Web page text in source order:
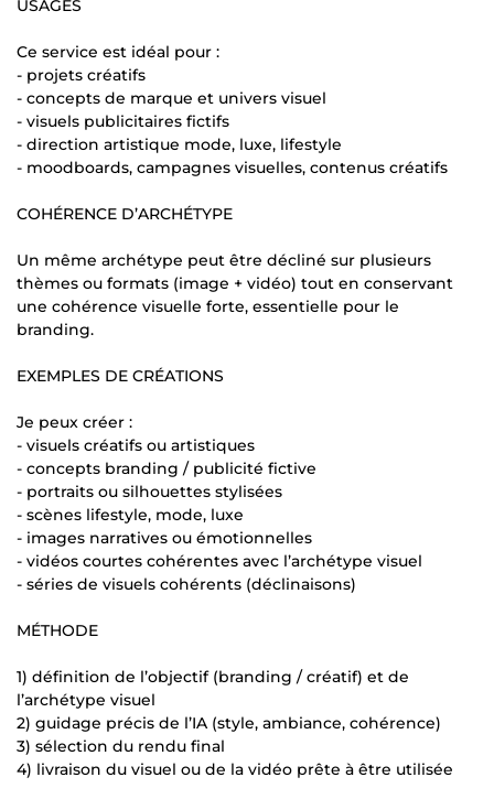
USAGES
Ce service est idéal pour :
- projets créatifs
- concepts de marque et univers visuel
- visuels publicitaires fictifs
- direction artistique mode, luxe, lifestyle
- moodboards, campagnes visuelles, contenus créatifs
COHÉRENCE D’ARCHÉTYPE
Un même archétype peut être décliné sur plusieurs
thèmes ou formats (image + vidéo) tout en conservant
une cohérence visuelle forte, essentielle pour le
branding.
EXEMPLES DE CRÉATIONS
Je peux créer :
- visuels créatifs ou artistiques
- concepts branding / publicité fictive
- portraits ou silhouettes stylisées
- scènes lifestyle, mode, luxe
- images narratives ou émotionnelles
- vidéos courtes cohérentes avec l’archétype visuel
- séries de visuels cohérents (déclinaisons)
MÉTHODE
1) définition de l’objectif (branding / créatif) et de
l’archétype visuel
2) guidage précis de l’IA (style, ambiance, cohérence)
3) sélection du rendu final
4) livraison du visuel ou de la vidéo prête à être utilisée